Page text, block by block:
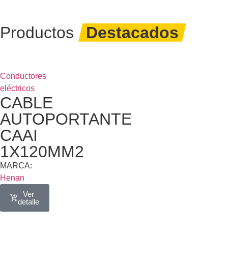
Productos Destacados
Conductores
eléctricos
CABLE
AUTOPORTANTE
CAAI
1X120MM2
MARCA:
Henan
Ver
detalle